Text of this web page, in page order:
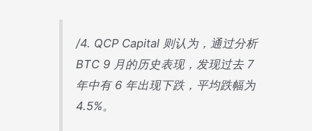
/4. QCP Capital 则认为，通过分析
BTC 9 月的历史表现，发现过去 7
年中有 6 年出现下跌，平均跌幅为
4.5%。